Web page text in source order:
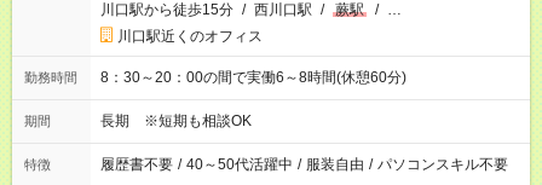
川口駅から徒歩15分 / 西川口駅 / 蕨駅 / …
川口駅近くのオフィス
勤務時間 8：30～20：00の間で実働6～8時間(休憩60分)
期間 長期 ※短期も相談OK
特徴 履歴書不要 / 40～50代活躍中 / 服装自由 / パソコンスキル不要